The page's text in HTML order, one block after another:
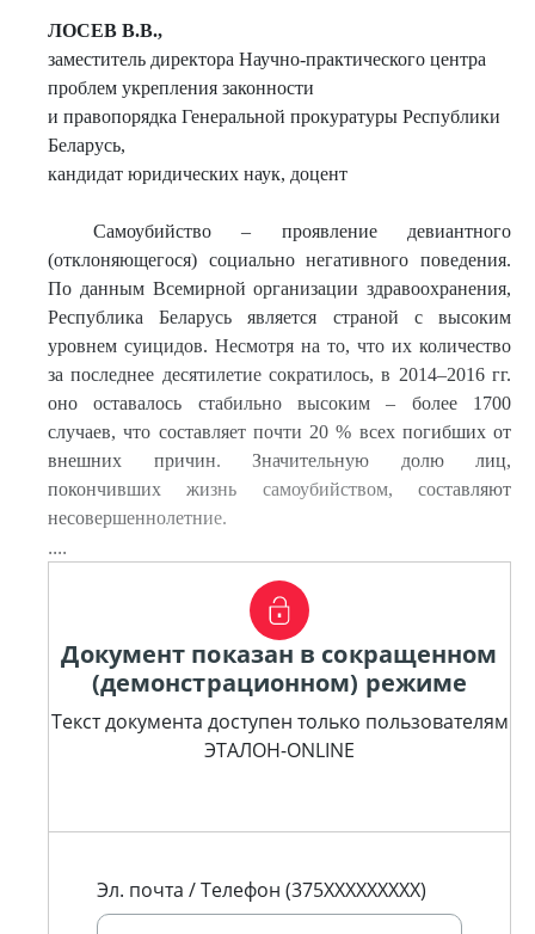
ЛОСЕВ В.В.,
заместитель директора Научно-практического центра
проблем укрепления законности
и правопорядка Генеральной прокуратуры Республики
Беларусь,
кандидат юридических наук, доцент
Самоубийство – проявление девиантного
(отклоняющегося) социально негативного поведения.
По данным Всемирной организации здравоохранения,
Республика Беларусь является страной с высоким
уровнем суицидов. Несмотря на то, что их количество
за последнее десятилетие сократилось, в 2014–2016 гг.
оно оставалось стабильно высоким – более 1700
случаев, что составляет почти 20 % всех погибших от
внешних причин. Значительную долю лиц,
покончивших жизнь самоубийством, составляют
несовершеннолетние.
....
Документ показан в сокращенном
(демонстрационном) режиме
Текст документа доступен только пользователям
ЭТАЛОН-ONLINE
Эл. почта / Телефон (375XXXXXXXXX)